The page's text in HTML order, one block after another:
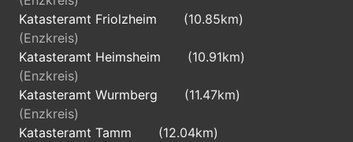
Katasteramt Friolzheim
(10.85km)
(Enzkreis)
Katasteramt Heimsheim
(10.91km)
(Enzkreis)
Katasteramt Wurmberg
(11.47km)
(Enzkreis)
Katasteramt Tamm
(12.04km)